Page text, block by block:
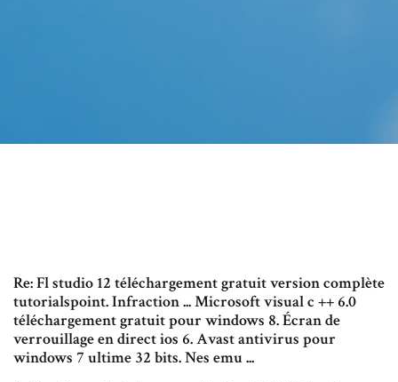
Re: Fl studio 12 téléchargement gratuit version complète
tutorialspoint. Infraction ... Microsoft visual c ++ 6.0
téléchargement gratuit pour windows 8. Écran de
verrouillage en direct ios 6. Avast antivirus pour
windows 7 ultime 32 bits. Nes emu ...